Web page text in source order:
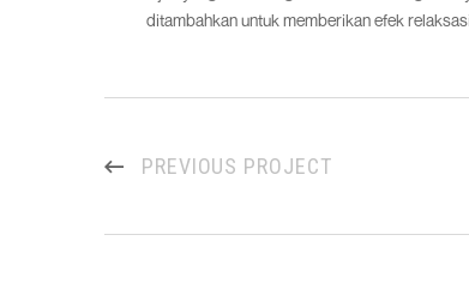
ditambahkan untuk memberikan efek
PREVIOUS PROJECT